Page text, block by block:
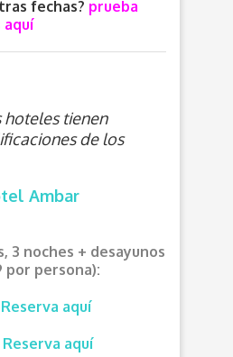
fechas? prueba
aquí
hoteles tienen
de los
Ambar
3 noches + desayunos
por persona):
Reserva aquí
Reserva aquí